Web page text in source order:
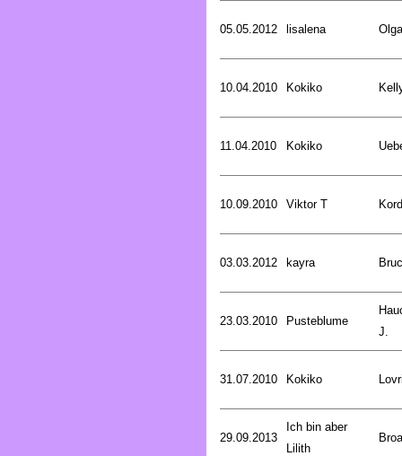
05.05.2012 lisalena
10.04.2010 Kokiko
11.04.2010 Kokiko
10.09.2010 Viktor T
03.03.2012 kayra
23.03.2010 Pusteblume
J.
31.07.2010 Kokiko
29.09.2013
Ich bin aber
Lilith